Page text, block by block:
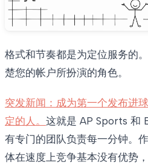
格式和节奏都是为定位服务的
楚您的帐户所扮演的角色。
突发新闻：成为第一个发布进
定的人。 这就是 AP Sports 和
有专门的团队负责每一分钟。
体在速度上竞争基本没有优势